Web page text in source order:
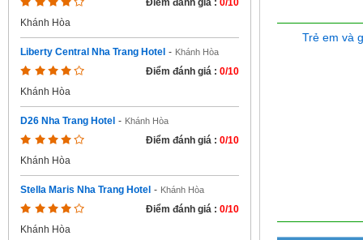
Điểm đánh giá : 0/10
Khánh Hòa
Liberty Central Nha Trang Hotel - Khánh Hòa
Điểm đánh giá : 0/10
Khánh Hòa
D26 Nha Trang Hotel - Khánh Hòa
Điểm đánh giá : 0/10
Khánh Hòa
Stella Maris Nha Trang Hotel - Khánh Hòa
Điểm đánh giá : 0/10
Khánh Hòa
Trẻ em và